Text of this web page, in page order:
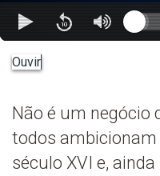
Ouvir
Não é um negócio
todos ambicionam
século XVI e,